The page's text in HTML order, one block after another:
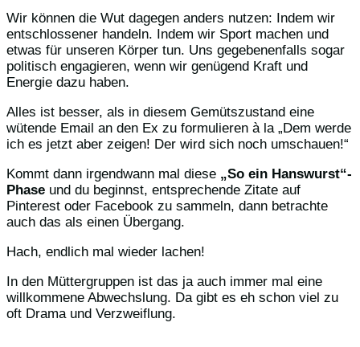
Wir können die Wut dagegen anders nutzen: Indem wir
entschlossener handeln. Indem wir Sport machen und
etwas für unseren Körper tun. Uns gegebenenfalls sogar
politisch engagieren, wenn wir genügend Kraft und
Energie dazu haben.
Alles ist besser, als in diesem Gemütszustand eine
wütende Email an den Ex zu formulieren à la „Dem werde
ich es jetzt aber zeigen! Der wird sich noch umschauen!“
Kommt dann irgendwann mal diese „So ein Hanswurst“-
Phase und du beginnst, entsprechende Zitate auf
Pinterest oder Facebook zu sammeln, dann betrachte
auch das als einen Übergang.
Hach, endlich mal wieder lachen!
In den Müttergruppen ist das ja auch immer mal eine
willkommene Abwechslung. Da gibt es eh schon viel zu
oft Drama und Verzweiflung.